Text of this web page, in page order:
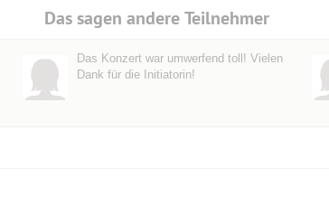
Das sagen andere Teilnehmer
Das Konzert war umwerfend toll! Vielen
Dank für die Initiatorin!